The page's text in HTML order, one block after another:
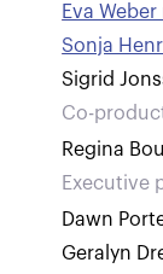
Eva
Sonja
Sigrid
Co-
Regina
Executive
Dawn
Geralyn